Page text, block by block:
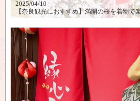
2025/04/10
【奈良観光におすすめ】満開の桜を着物で